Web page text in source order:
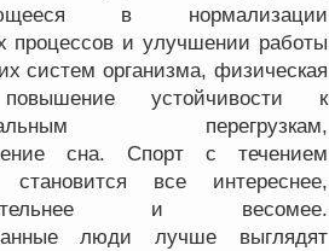
в нормализации
процессов и улучшении работы
систем организма, физическая
устойчивости к
перегрузкам,
сна. Спорт с течением
становится все интереснее,
и весомее.
люди лучше выглядят